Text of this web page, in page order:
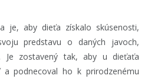
je, aby dieťa získalo skúsenosti,
predstavu o daných javoch,
Je zostavený tak, aby u dieťaťa
podnecoval ho k prirodzenému